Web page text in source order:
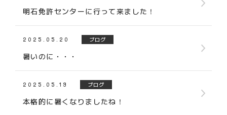
明石免許センターに行って来ました！
2025.05.20 ブログ
暑いのに・・・
2025.05.19 ブログ
本格的に暑くなりましたね！